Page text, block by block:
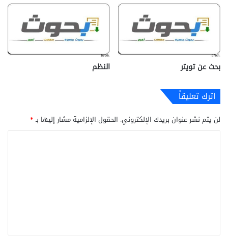
بحث عن تويتر النظم
اترك تعليقاً
لن يتم نشر عنوان بريدك الإلكتروني. الحقول الإلزامية مشار إليها بـ*